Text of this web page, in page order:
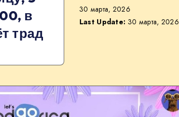
в
трад
30 марта, 2026
Last Update: 30 марта, 2026